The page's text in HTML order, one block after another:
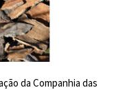
da Companhia das